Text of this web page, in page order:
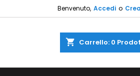
Benvenuto, Accedi o
shopping_cart Carrello: 0